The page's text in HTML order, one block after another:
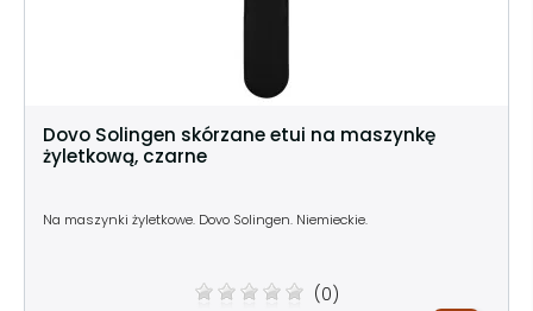
Dovo Solingen skórzane etui na maszynkę
żyletkową, czarne
Na maszynki żyletkowe. Dovo Solingen. Niemieckie.
(0)